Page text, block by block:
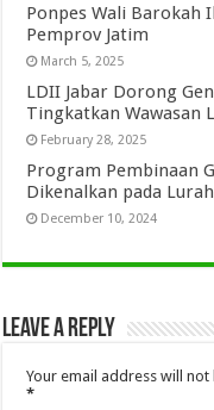
Ponpes Wali Barokah
Pemprov Jatim
March 5, 2025
LDII Jabar Dorong
Tingkatkan Wawasan
February 28, 2025
Program Pembinaan
Dikenalkan pada
December 10, 2024
Leave a Reply
Your email address will
*